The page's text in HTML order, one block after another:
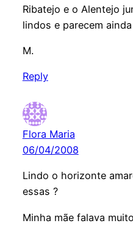
Ribatejo e o Alentejo
lindos e parecem
M.
Reply
Flora Maria
06/04/2008
Lindo o horizonte
essas ?
Minha mãe falava